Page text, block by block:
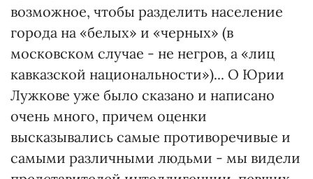
возможное, чтобы разделить население
города на «белых» и «черных» (в
московском случае - не негров, а «лиц
кавказской национальности»)... О Юрии
Лужкове уже было сказано и написано
очень много, причем оценки
высказывались самые противоречивые и
самыми различными людьми - мы видели